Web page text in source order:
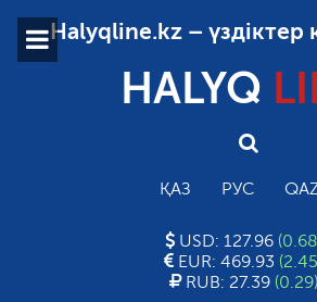
Halyqline.kz – үздіктер
HALYQ
ҚАЗ РУС
USD: 127.96
EUR: 469.93
RUB: 27.39 (0.29)